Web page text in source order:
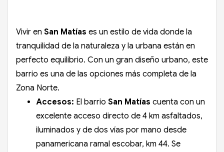
Vivir en San Matías es un estilo de vida donde la
tranquilidad de la naturaleza y la urbana están en
perfecto equilibrio. Con un gran diseño urbano, este
barrio es una de las opciones más completa de la
Zona Norte.
Accesos: El barrio San Matías cuenta con un
excelente acceso directo de 4 km asfaltados,
iluminados y de dos vías por mano desde
panamericana ramal escobar, km 44. Se